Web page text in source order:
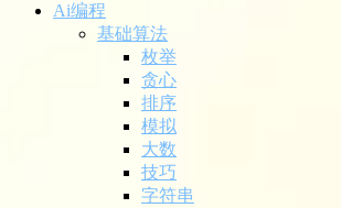
Ai编程
基础算法
枚举
贪心
排序
模拟
大数
技巧
字符串